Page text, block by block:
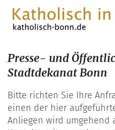
Zum Inhalt springen
Presse- und
Stadtdekanat Bonn
Bitte richten Sie Ihre
einen der hier
Anliegen wird umgehend